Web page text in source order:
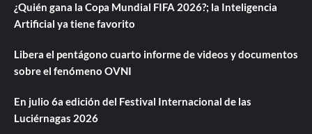
¿Quién gana la Copa Mundial FIFA 2026?; la Inteligencia
Artificial ya tiene favorito
Libera el pentágono cuarto informe de videos y documentos
sobre el fenómeno OVNI
En julio 6a edición del Festival Internacional de las
Luciérnagas 2026